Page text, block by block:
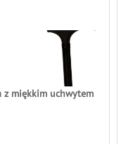
z miękkim uchwytem